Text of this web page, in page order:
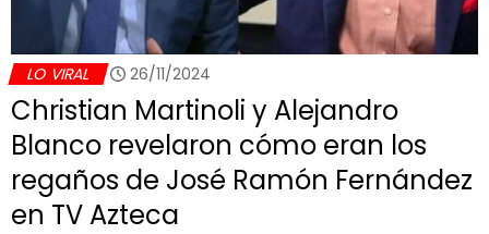
LO VIRAL 26/11/2024
Christian Martinoli y Alejandro
Blanco revelaron cómo eran los
regaños de José Ramón Fernández
en TV Azteca